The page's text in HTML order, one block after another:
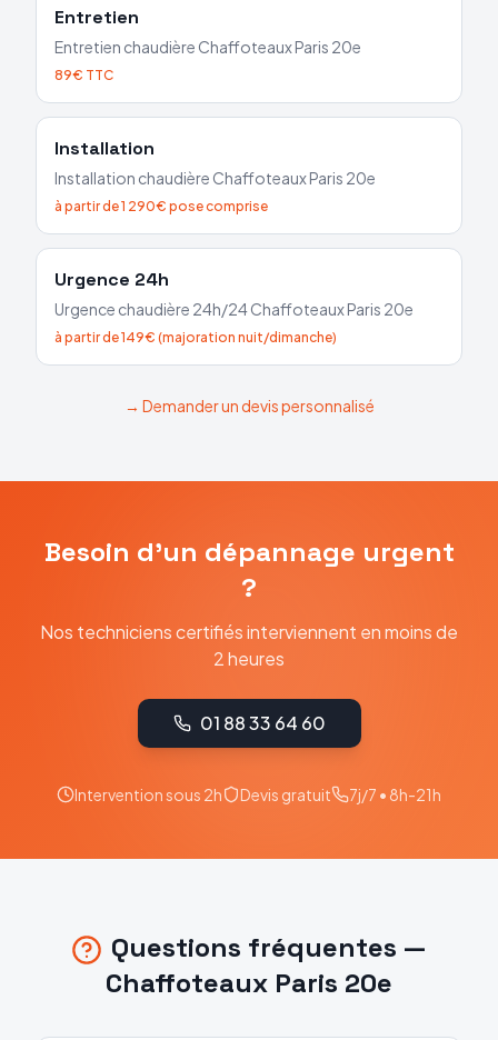
Entretien
Entretien chaudière ChaffoteauxParis 20e
89€ TTC
Installation
Installation chaudière ChaffoteauxParis 20e
à partir de 1 290€ pose comprise
Urgence 24h
Urgence chaudière 24h/24ChaffoteauxParis 20e
à partir de 149€ (majoration nuit/dimanche)
→ Demander un devis personnalisé
Besoin d'un dépannage urgent
?
Nos techniciens certifiés interviennent en moins de
2 heures
01 88 33 64 60
Intervention sous 2h Devis gratuit 7j/7 • 8h-21h
Questions fréquentes —
Chaffoteaux Paris 20e